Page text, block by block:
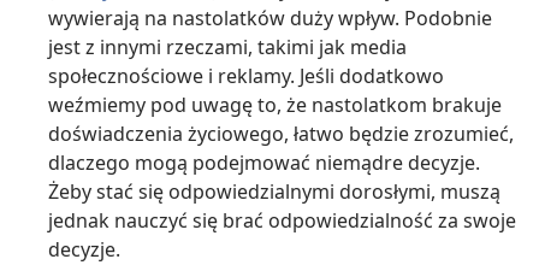
wywierają na nastolatków duży wpływ. Podobnie
jest z innymi rzeczami, takimi jak media
społecznościowe i reklamy. Jeśli dodatkowo
weźmiemy pod uwagę to, że nastolatkom brakuje
doświadczenia życiowego, łatwo będzie zrozumieć,
dlaczego mogą podejmować niemądre decyzje.
Żeby stać się odpowiedzialnymi dorosłymi, muszą
jednak nauczyć się brać odpowiedzialność za swoje
decyzje.